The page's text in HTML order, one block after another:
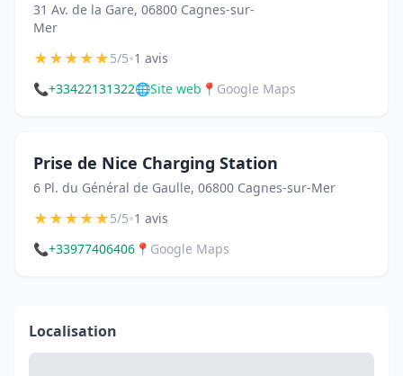
31 Av. de la Gare, 06800 Cagnes-sur-
Mer
★★★★★5/5•1 avis
📞+33422131322🌐Site web 📍 Google Maps
Prise de Nice Charging Station
6 Pl. du Général de Gaulle, 06800 Cagnes-sur-Mer
★★★★★5/5•1 avis
📞+33977406406 📍 Google Maps
Localisation